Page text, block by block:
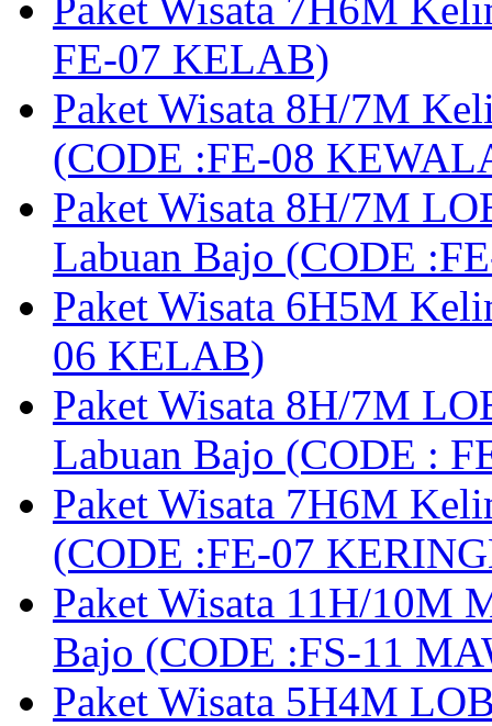
Paket Wisata 7H6M
FE-07 KELAB)
Paket Wisata 8H/7M
(CODE :FE-08
Paket Wisata 8H/7M
Labuan Bajo (CODE
Paket Wisata 6H5M
06 KELAB)
Paket Wisata 8H/7M
Labuan Bajo (CODE :
Paket Wisata 7H6M
(CODE :FE-07
Paket Wisata 11H/10M
Bajo (CODE :FS-11
Paket Wisata 5H4M